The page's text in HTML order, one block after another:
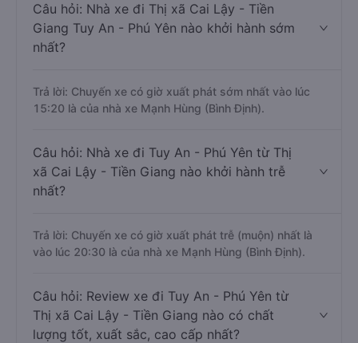
Câu hỏi: Nhà xe đi Thị xã Cai Lậy - Tiền
Giang Tuy An - Phú Yên nào khởi hành sớm
nhất?
Trả lời: Chuyến xe có giờ xuất phát sớm nhất vào lúc
15:20 là của nhà xe Mạnh Hùng (Bình Định).
Câu hỏi: Nhà xe đi Tuy An - Phú Yên từ Thị
xã Cai Lậy - Tiền Giang nào khởi hành trễ
nhất?
Trả lời: Chuyến xe có giờ xuất phát trễ (muộn) nhất là
vào lúc 20:30 là của nhà xe Mạnh Hùng (Bình Định).
Câu hỏi: Review xe đi Tuy An - Phú Yên từ
Thị xã Cai Lậy - Tiền Giang nào có chất
lượng tốt, xuất sắc, cao cấp nhất?